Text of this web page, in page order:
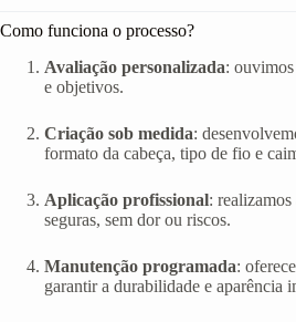
Como funciona o processo?
Avaliação personalizada: ouvimos
e objetivos.
Criação sob medida:
formato da cabeça, tipo de fio e
Aplicação profissional:
seguras, sem dor ou riscos.
Manutenção programada:
garantir a durabilidade e aparência